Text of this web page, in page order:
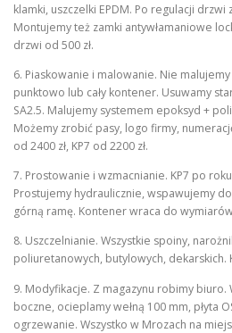
klamki, uszczelki EPDM. Po regulacji drzwi
Montujemy też zamki antywłamaniowe
drzwi od 500 zł.
6. Piaskowanie i malowanie. Nie
punktowo lub cały kontener. Usuwamy
SA2.5. Malujemy systemem epoksyd +
Możemy zrobić pasy, logo firmy,
od 2400 zł, KP7 od 2200 zł.
7. Prostowanie i wzmacnianie. KP7 po
Prostujemy hydraulicznie, wspawujemy
górną ramę. Kontener wraca do
8. Uszczelnianie. Wszystkie spoiny,
poliuretanowych, butylowych, dekarskich.
9. Modyfikacje. Z magazynu robimy biuro.
boczne, ocieplamy wełną 100 mm, płyta
ogrzewanie. Wszystko w Mrozach na